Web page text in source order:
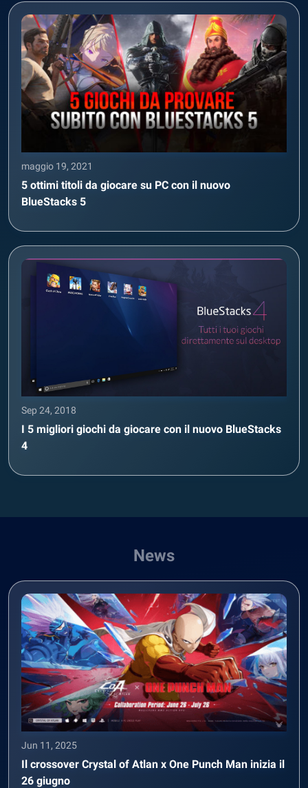
maggio 19, 2021
5 ottimi titoli da giocare su PC con il nuovo
BlueStacks 5
Sep 24, 2018
I 5 migliori giochi da giocare con il nuovo BlueStacks
4
News
Jun 11, 2025
Il crossover Crystal of Atlan x One Punch Man inizia il
26 giugno